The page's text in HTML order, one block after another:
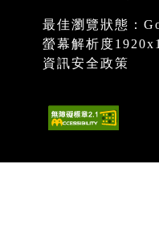
最佳瀏覽狀態：
螢幕解析度
資訊安全政策